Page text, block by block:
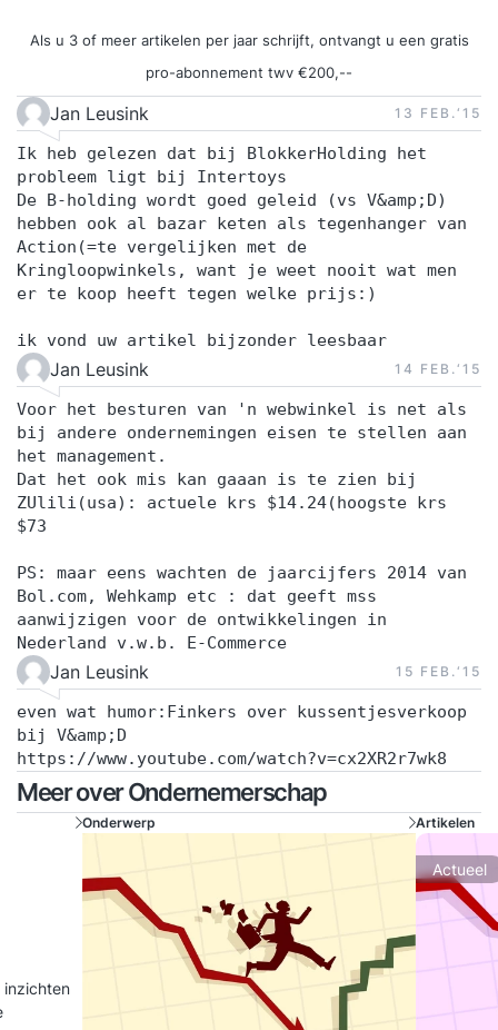
Als u 3 of meer artikelen per jaar schrijft, ontvangt u een gratis
pro-abonnement twv €200,--
Jan Leusink 13 FEB.‘15
Ik heb gelezen dat bij BlokkerHolding het
probleem ligt bij Intertoys
De B-holding wordt goed geleid (vs V&amp;D)
hebben ook al bazar keten als tegenhanger van
Action(=te vergelijken met de
Kringloopwinkels, want je weet nooit wat men
er te koop heeft tegen welke prijs:)
ik vond uw artikel bijzonder leesbaar
Jan Leusink 14 FEB.‘15
Voor het besturen van 'n webwinkel is net als
bij andere ondernemingen eisen te stellen aan
het management.
Dat het ook mis kan gaaan is te zien bij
ZUlili(usa): actuele krs $14.24(hoogste krs
$73
PS: maar eens wachten de jaarcijfers 2014 van
Bol.com, Wehkamp etc : dat geeft mss
aanwijzigen voor de ontwikkelingen in
Nederland v.w.b. E-Commerce
Jan Leusink 15 FEB.‘15
even wat humor:Finkers over kussentjesverkoop
bij V&amp;D
https://www.youtube.com/watch?v=cx2XR2r7wk8
Meer over Ondernemerschap
inzichten
Onderwerp Artikelen
Actueel